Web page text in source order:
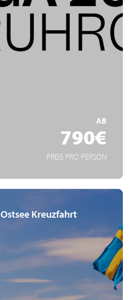
AB
790€
PREIS PRO PERSON
Ostsee Kreuzfahrt